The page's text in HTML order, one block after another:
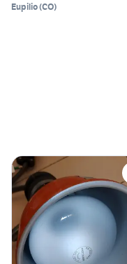
Eupilio(CO)